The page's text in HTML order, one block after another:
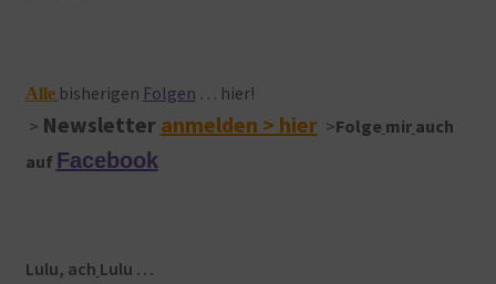
Alle bisherigen Folgen … hier!
> Newsletter anmelden > hier >Folge mir auch
auf Facebook
Lulu, ach Lulu …